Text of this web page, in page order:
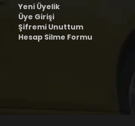
Yeni Üyelik
Üye Girişi
Şifremi Unuttum
Hesap Silme Formu